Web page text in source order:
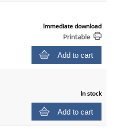
Immediate download
Printable
Add to cart
In stock
Add to cart